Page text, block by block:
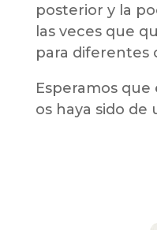
posterior y la
las veces que
para diferentes
Esperamos
os haya sido de